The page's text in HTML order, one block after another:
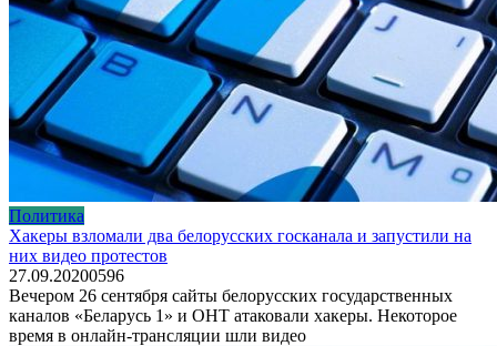
Политика
Хакеры взломали два белорусских госканала и запустили на
них видео протестов
27.09.20200596
Вечером 26 сентября сайты белорусских государственных
каналов «Беларусь 1» и ОНТ атаковали хакеры. Некоторое
время в онлайн-трансляции шли видео